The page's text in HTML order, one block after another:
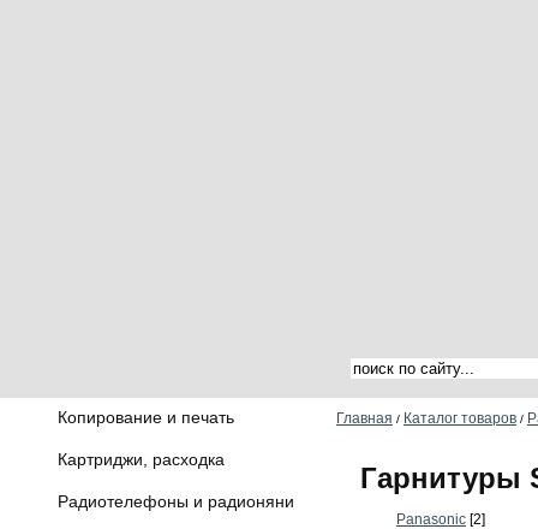
Копирование и печать
Картриджи, расходка
Радиотелефоны и радионяни
Главная / Каталог товаров /
Гарнитуры
Panasonic [2]